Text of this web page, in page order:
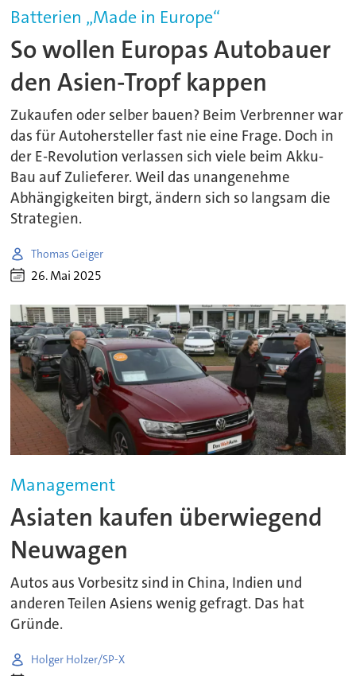
Batterien „Made in Europe“
So wollen Europas Autobauer
den Asien-Tropf kappen
Zukaufen oder selber bauen? Beim Verbrenner war
das für Autohersteller fast nie eine Frage. Doch in
der E-Revolution verlassen sich viele beim Akku-
Bau auf Zulieferer. Weil das unangenehme
Abhängigkeiten birgt, ändern sich so langsam die
Strategien.
Thomas Geiger
26. Mai 2025
Management
Asiaten kaufen überwiegend
Neuwagen
Autos aus Vorbesitz sind in China, Indien und
anderen Teilen Asiens wenig gefragt. Das hat
Gründe.
Holger Holzer/SP-X